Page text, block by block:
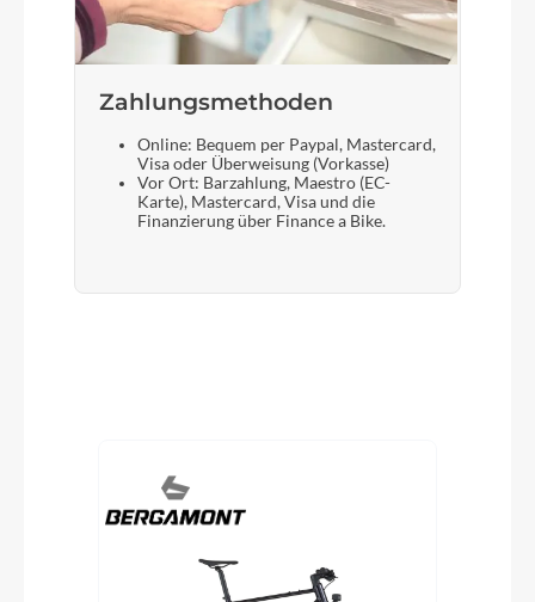
Zahlungsmethoden
Online: Bequem per Paypal, Mastercard,
Visa oder Überweisung (Vorkasse)
Vor Ort: Barzahlung, Maestro (EC-
Karte), Mastercard, Visa und die
Finanzierung über Finance a Bike.